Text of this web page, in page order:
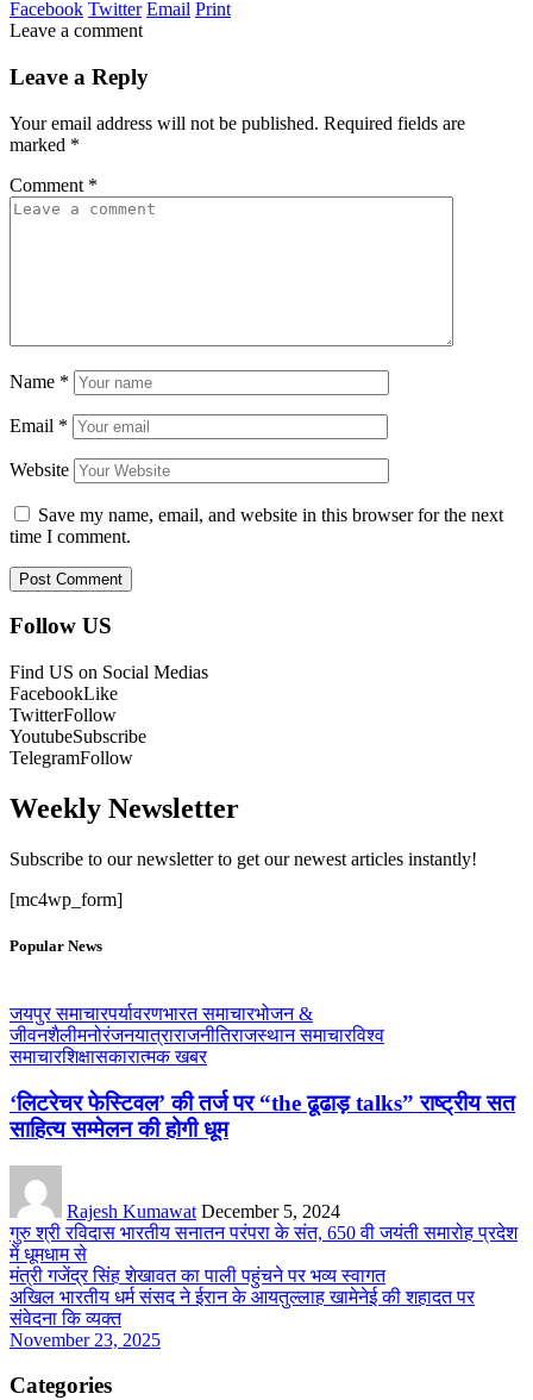
Facebook Twitter Email Print
Leave a comment
Leave a Reply
Your email address will not be published. Required fields are
marked *
Comment *
Name *
Email *
Website
Save my name, email, and website in this browser for the next
time I comment.
Follow US
Find US on Social Medias
FacebookLike
TwitterFollow
YoutubeSubscribe
TelegramFollow
Weekly Newsletter
Subscribe to our newsletter to get our newest articles instantly!
[mc4wp_form]
Popular News
जयपुर समाचारपर्यावरणभारत समाचारभोजन &
जीवनशैलीमनोरंजनयात्राराजनीतिराजस्थान समाचारविश्व
समाचारशिक्षासकारात्मक खबर
‘लिटरेचर फेस्टिवल’ की तर्ज पर “the ढूढाड़ talks” राष्ट्रीय सत
साहित्य सम्मेलन की होगी धूम
Rajesh Kumawat December 5, 2024
गुरु श्री रविदास भारतीय सनातन परंपरा के संत, 650 वी जयंती समारोह प्रदेश
में धूमधाम से
मंत्री गजेंद्र सिंह शेखावत का पाली पहुंचने पर भव्य स्वागत
अखिल भारतीय धर्म संसद ने ईरान के आयतुल्लाह खामेनेई की शहादत पर
संवेदना कि व्यक्त
November 23, 2025
Categories